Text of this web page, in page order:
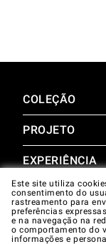
COLEÇÃO
SuperOven
Acessórios
PROJETO
Design Concierge
Design Lounge
Downloads
Galeria
EXPERIÊNCIA
SuperOven
Unox Casa App
APOIAR
Garantia
Este site utiliza
consentimento do
rastreamento para
preferências
e na navegação na
o comportamento do
informações e